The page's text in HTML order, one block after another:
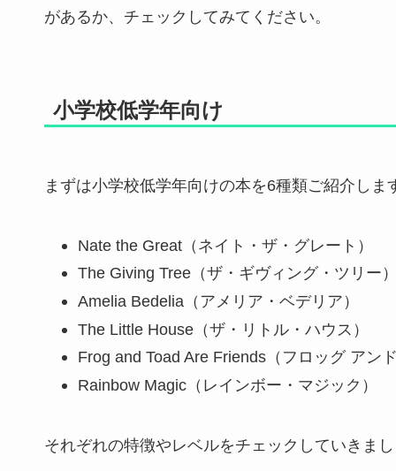
があるか、チェックしてみてください。
小学校低学年向け
まずは小学校低学年向けの本を6種類ご紹介しま
Nate the Great（ネイト・ザ・グレート）
The Giving Tree（ザ・ギヴィング・ツリー）
Amelia Bedelia（アメリア・ベデリア）
The Little House（ザ・リトル・ハウス）
Frog and Toad Are Friends（フロッグ アン
Rainbow Magic（レインボー・マジック）
それぞれの特徴やレベルをチェックしていきまし